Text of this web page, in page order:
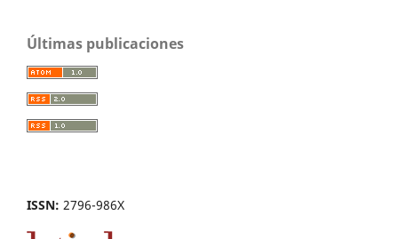
Últimas publicaciones
ISSN: 2796-986X